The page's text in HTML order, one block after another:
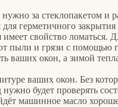
за стеклопакетом и
для герметичного
свойство
пыли и грязи с помощью
ваших окон, а зимой
ваших окон. Без
будет проверять
машинное масло